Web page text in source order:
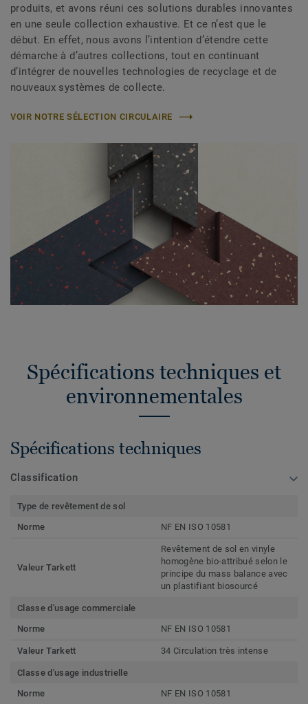
produits, et avons réuni ces solutions durables innovantes
en une seule collection exhaustive. Et ce n’est que le
début. En effet, nous avons l’intention d’étendre cette
démarche à d’autres collections, tout en continuant
d’intégrer de nouvelles technologies de recyclage et de
nouveaux systèmes de collecte.
VOIR NOTRE SÉLECTION CIRCULAIRE
Spécifications techniques et
environnementales
Spécifications techniques
Classification
Type de revêtement de sol
Norme
NF EN ISO 10581
Valeur Tarkett
Revêtement de sol en vinyle
homogène bio-attribué selon le
principe du mass balance avec
un plastifiant biosourcé
Classe d'usage commerciale
Norme
NF EN ISO 10581
Valeur Tarkett 34 Circulation très intense
Classe d'usage industrielle
Norme
NF EN ISO 10581